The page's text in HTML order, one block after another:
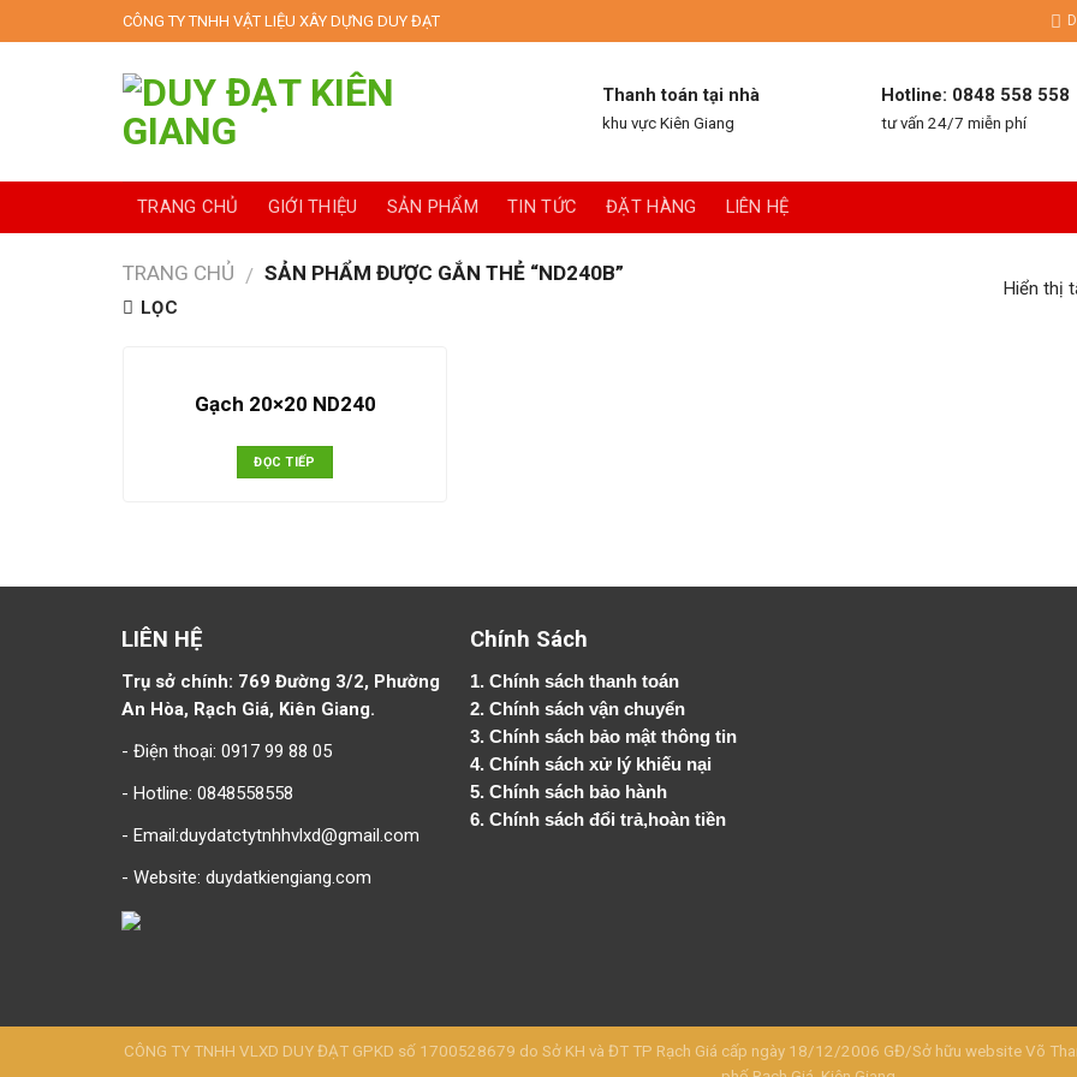
to
CÔNG TY TNHH VẬT LIỆU XÂY DỰNG DUY ĐẠT
Thanh toán tại nhà
khu vực Kiên Giang
Hotline: 0848 558 558
tư vấn 24/7 miễn phí
TRANG CHỦ GIỚI THIỆU SẢN PHẨM TIN TỨC ĐẶT HÀNG LIÊN HỆ
TRANG CHỦ / SẢN PHẨM ĐƯỢC GẮN THẺ “ND240B”
LỌC
Hiển thị
Gạch 20×20 ND240
ĐỌC TIẾP
LIÊN HỆ
Trụ sở chính: 769 Đường 3/2, Phường
An Hòa, Rạch Giá, Kiên Giang.
- Điện thoại: 0917 99 88 05
- Hotline: 0848558558
- Email:duydatctytnhhvlxd@gmail.com
- Website: duydatkiengiang.com
Chính Sách
1.Chính sách thanh toán
2.Chính sách vận chuyển
3. Chính sách bảo mật thông tin
4.Chính sách xử lý khiếu nại
5.Chính sách bảo hành
6.Chính sách đổi trả,hoàn tiền
CÔNG TY TNHH VLXD DUY ĐẠT GPKD số 1700528679 do Sở KH và ĐT TP Rạch Giá cấp ngày 18/12/2006 GĐ/Sở hữu website Võ